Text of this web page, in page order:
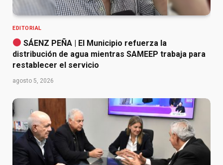
EDITORIAL
SÁENZ PEÑA | El Municipio refuerza la
distribución de agua mientras SAMEEP trabaja para
restablecer el servicio
agosto 5, 2026